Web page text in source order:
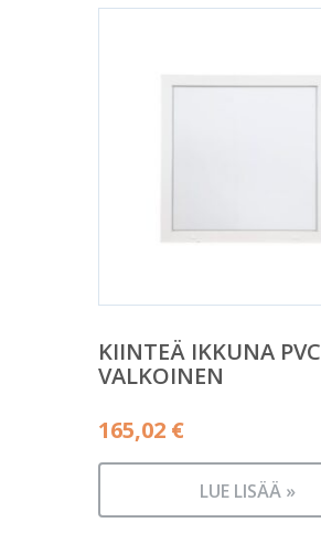
KIINTEÄ IKKUNA PVC
VALKOINEN
165,02 €
LUE LISÄÄ »